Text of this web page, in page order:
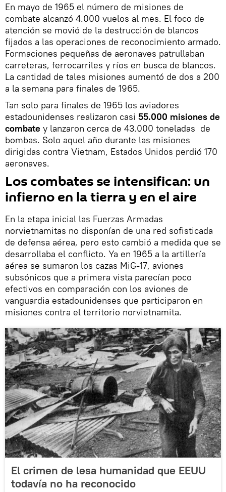
En mayo de 1965 el número de misiones de
combate alcanzó 4.000 vuelos al mes. El foco de
atención se movió de la destrucción de blancos
fijados a las operaciones de reconocimiento armado.
Formaciones pequeñas de aeronaves patrullaban
carreteras, ferrocarriles y ríos en busca de blancos.
La cantidad de tales misiones aumentó de dos a 200
a la semana para finales de 1965.
Tan solo para finales de 1965 los aviadores
estadounidenses realizaron casi 55.000 misiones de
combate y lanzaron cerca de 43.000 toneladas de
bombas. Solo aquel año durante las misiones
dirigidas contra Vietnam, Estados Unidos perdió 170
aeronaves.
Los combates se intensifican: un
infierno en la tierra y en el aire
En la etapa inicial las Fuerzas Armadas
norvietnamitas no disponían de una red sofisticada
de defensa aérea, pero esto cambió a medida que se
desarrollaba el conflicto. Ya en 1965 a la artillería
aérea se sumaron los cazas MiG-17, aviones
subsónicos que a primera vista parecían poco
efectivos en comparación con los aviones de
vanguardia estadounidenses que participaron en
misiones contra el territorio norvietnamita.
El crimen de lesa humanidad que EEUU
todavía no ha reconocido